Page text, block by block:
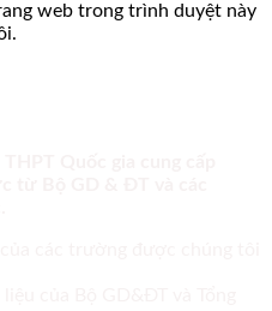
web trong trình duyệt này